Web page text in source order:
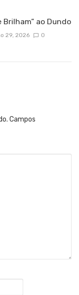
Brilham” ao Dundo
29, 2026 0
Campos